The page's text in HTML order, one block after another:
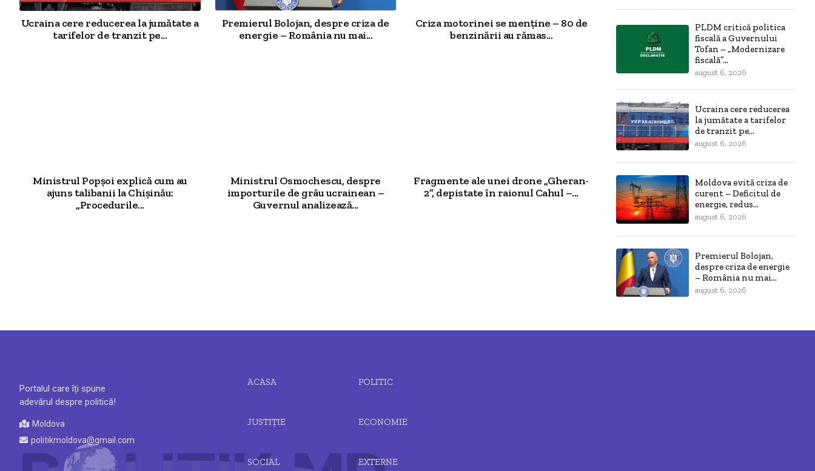
Ucraina cere reducerea la jumătate a
tarifelor de tranzit pe...
Premierul Bolojan, despre criza de
energie – România nu mai...
Criza motorinei se menține – 80 de
benzinării au rămas...
Ministrul Popșoi explică cum au
ajuns talibanii la Chișinău:
„Procedurile...
Ministrul Osmochescu, despre
importurile de grâu ucrainean –
Guvernul analizează...
Fragmente ale unei drone „Gheran-
2”, depistate în raionul Cahul –...
PLDM critică politica
fiscală a Guvernului
Tofan – „Modernizare
fiscală”...
august 6, 2026
Ucraina cere reducerea
la jumătate a tarifelor
de tranzit pe...
august 6, 2026
Moldova evită criza de
curent – Deficitul de
energie, redus...
august 6, 2026
Premierul Bolojan,
despre criza de energie
– România nu mai...
august 6, 2026
Portalul care îți spune
adevărul despre politică!
Moldova
politikmoldova@gmail.com
ACASA POLITIC
JUSTIȚIE ECONOMIE
SOCIAL EXTERNE